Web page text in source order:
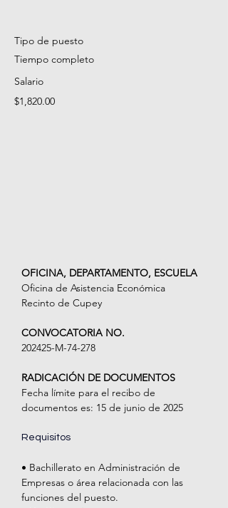
Tipo de puesto
Tiempo completo
Salario
$1,820.00
OFICINA, DEPARTAMENTO, ESCUELA
Oficina de Asistencia Económica
Recinto de Cupey
CONVOCATORIA NO.
202425-M-74-278
RADICACIÓN DE DOCUMENTOS
Fecha límite para el recibo de
documentos es: 15 de junio de 2025
Requisitos
• Bachillerato en Administración de
Empresas o área relacionada con las
funciones del puesto.